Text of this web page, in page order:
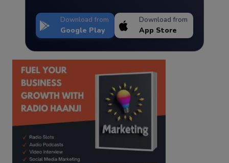
Download from
Google Play
Download from
App Store